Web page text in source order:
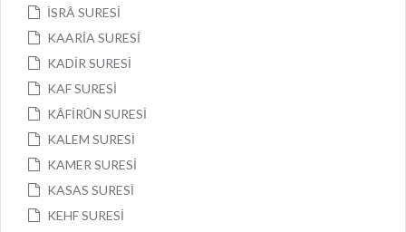
İSRÂ SURESİ
KAARİA SURESİ
KADİR SURESİ
KAF SURESİ
KÂFİRÛN SURESİ
KALEM SURESİ
KAMER SURESİ
KASAS SURESİ
KEHF SURESİ